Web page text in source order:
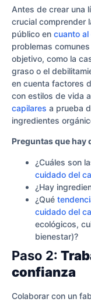
Antes de crear una
crucial comprender
público en cuanto
problemas
objetivo, como la
graso o el
en cuenta factores
con estilos de vida
capilares a prueba
ingredientes
Preguntas que hay
¿Cuáles son
cuidado del
¿Hay
¿Qué
cuidado del
ecológicos,
bienestar)?
Paso 2:
confianza
Colaborar con un